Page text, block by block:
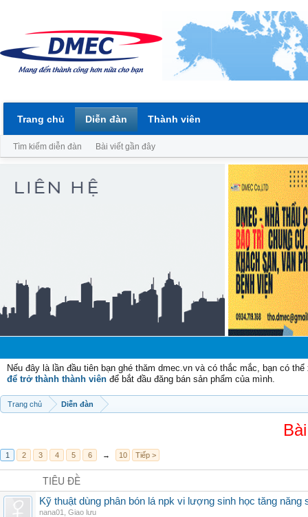
Nếu đây là lần đầu tiên bạn ghé thăm dmec.vn và có thắc mắc, bạn có
để trở thành thành viên để bắt đầu đăng bán sản phẩm của mình.
Trang chủ Diễn đàn
1 2 3 4 5 6 → 10 Tiếp >
TIÊU ĐỀ
Kỹ thuật dùng phân bón lá npk vi lượng sinh học tăng năng
nana01
Giao lưu
Trang chủ Diễn đàn
Tìm kiếm diễn đàn Bài viết gần đây
Thành viên